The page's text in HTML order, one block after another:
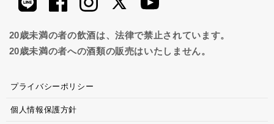
20歳未満の者の飲酒は、法律で禁止されています。
20歳未満の者への酒類の販売はいたしません。
プライバシーポリシー
個人情報保護方針